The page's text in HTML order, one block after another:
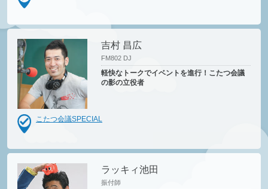
吉村 昌広
FM802 DJ
軽快なトークでイベントを進行！こたつ会議
の影の立役者
こたつ会議SPECIAL
ラッキィ池田
振付師